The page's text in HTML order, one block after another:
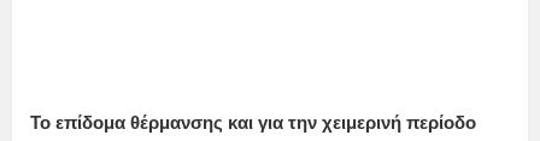
Το επίδομα θέρμανσης και για την χειμερινή περίοδο